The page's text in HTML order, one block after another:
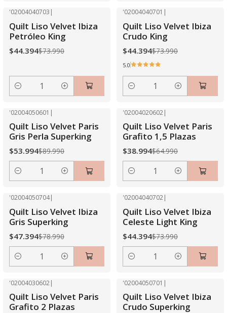
'02004040703 |
Quilt Liso Velvet Ibiza
Petróleo King
$44.394$73.990
Cantidad
'02004040701 |
Quilt Liso Velvet Ibiza
Crudo King
$44.394$73.990
5.0
Cantidad
'02004050601 |
Quilt Liso Velvet Paris
Gris Perla Superking
$53.994$89.990
Cantidad
'02004020602|
Quilt Liso Velvet Paris
Grafito 1,5 Plazas
$38.994$64.990
Cantidad
'02004050704|
Quilt Liso Velvet Ibiza
Gris Superking
$47.394$78.990
Cantidad
'02004040702|
Quilt Liso Velvet Ibiza
Celeste Light King
$44.394$73.990
Cantidad
'02004030602|
Quilt Liso Velvet Paris
Grafito 2 Plazas
'02004050701 |
Quilt Liso Velvet Ibiza
Crudo Superking